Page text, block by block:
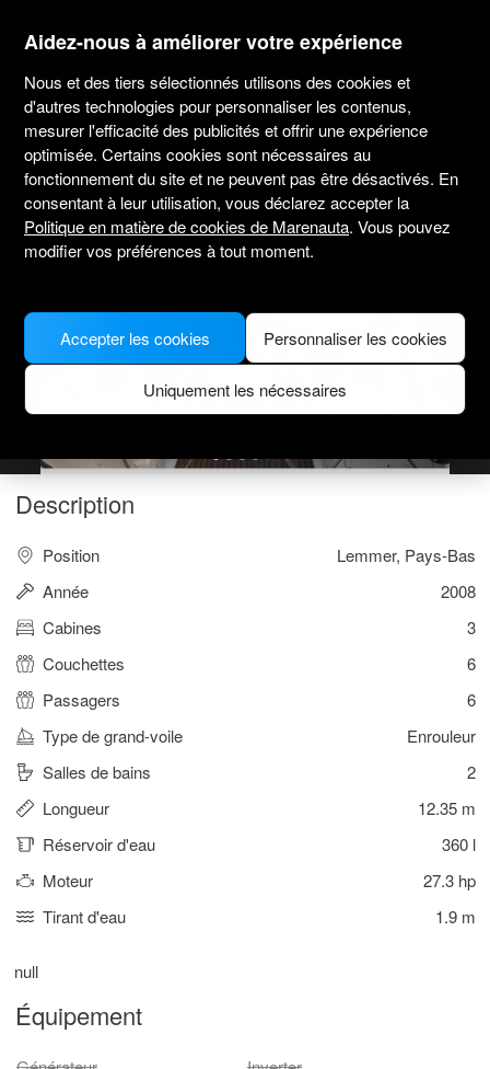
marenauta
Bavaria 40 Cruiser - Lemmer
4.3(10 sur le loueur) Sans skipper uniquement
Professionnel
Lemmer Port
Bateau vérifié
Description
Position
Lemmer, Pays-Bas
Année
2008
Cabines
3
Couchettes
6
Passagers
6
Type de grand-voile
Enrouleur
Salles de bains
2
Longueur
12.35 m
Réservoir d'eau
360 l
Moteur
27.3 hp
Tirant d'eau
1.9 m
null
Équipement
Aidez-nous à améliorer votre expérience
Nous et des tiers sélectionnés utilisons des cookies et
d'autres technologies pour personnaliser les contenus,
mesurer l'efficacité des publicités et offrir une expérience
optimisée. Certains cookies sont nécessaires au
fonctionnement du site et ne peuvent pas être désactivés. En
consentant à leur utilisation, vous déclarez accepter la
Politique en matière de cookies de Marenauta. Vous pouvez
modifier vos préférences à tout moment.
Personnaliser les cookies
Uniquement les nécessaires
Accepter les cookies